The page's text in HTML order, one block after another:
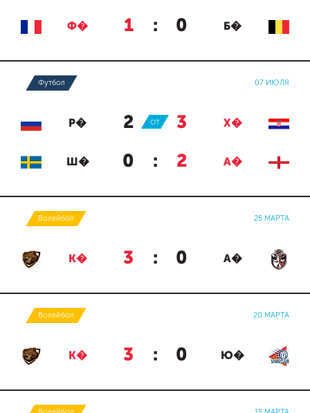
Ф� 1 : 0 Б�
Футбол 07 ИЮЛЯ
Р� 2 : 3 Х�
ОТ
Ш� 0 : 2 А�
Волейбол 25 МАРТА
К� 3 : 0 А�
Волейбол 20 МАРТА
К� 3 : 0 Ю�